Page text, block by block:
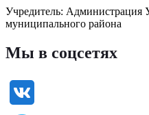
Учредитель: Администрация
муниципального района
Мы в соцсетях